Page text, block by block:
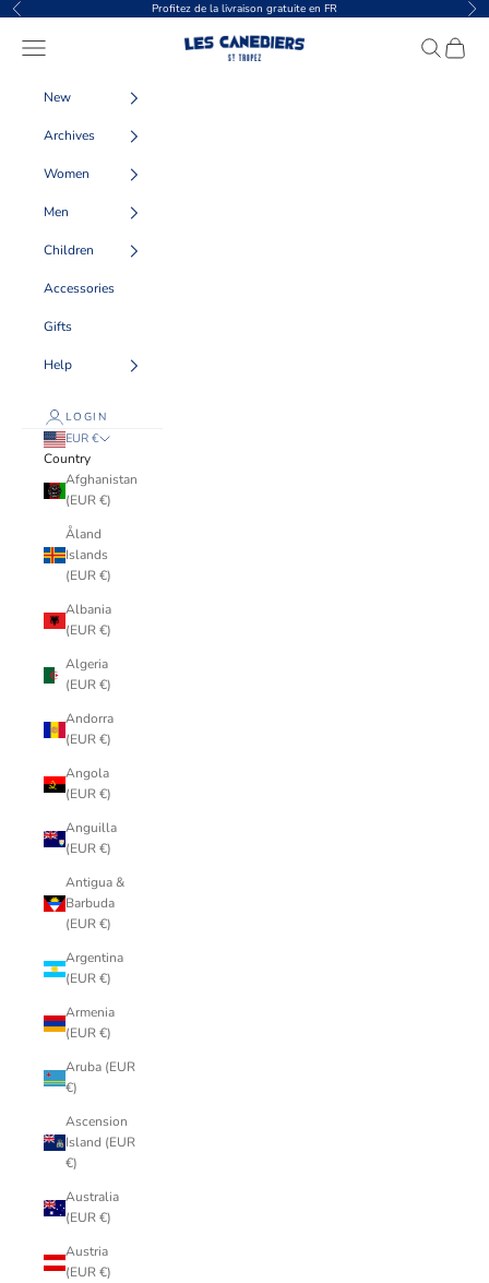
Skip to content
Previous Profitez de la livraison gratuite en FR
Les Canebiers
Navigation menu SearchCart
New
Archives
Women
Men
Children
Accessories
Gifts
Help
LOGIN
EUR €
Country
Afghanistan
(EUR €)
Åland
Islands
(EUR €)
Albania
(EUR €)
Algeria
(EUR €)
Andorra
(EUR €)
Angola
(EUR €)
Anguilla
(EUR €)
Antigua &
Barbuda
(EUR €)
Argentina
(EUR €)
Armenia
(EUR €)
Aruba (EUR
€)
Ascension
Island (EUR
€)
Australia
(EUR €)
Austria
(EUR €)